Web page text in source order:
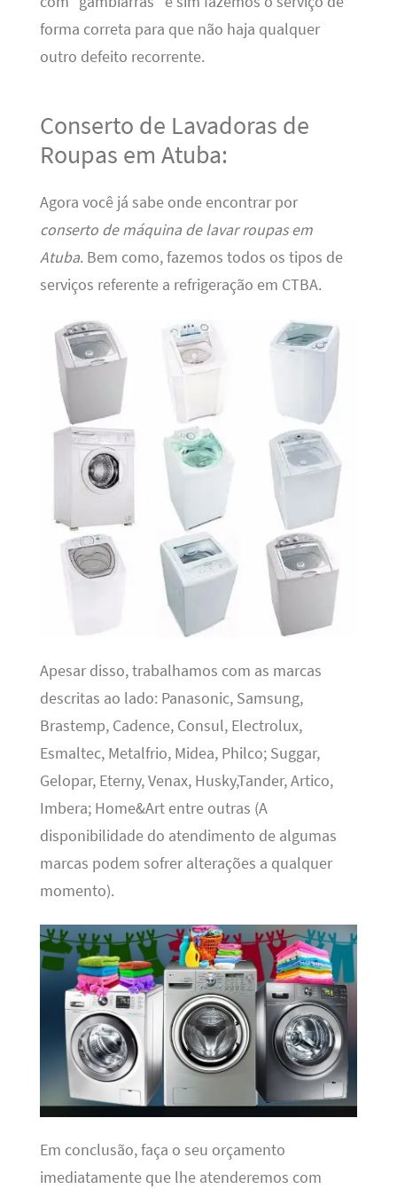
forma correta para que não haja qualquer
outro defeito recorrente.
Conserto de Lavadoras de
Roupas em Atuba:
Agora você já sabe onde encontrar por
conserto de máquina de lavar roupas em
Atuba. Bem como, fazemos todos os tipos de
serviços referente a refrigeração em CTBA.
Apesar disso, trabalhamos com as marcas
descritas ao lado: Panasonic, Samsung,
Brastemp, Cadence, Consul, Electrolux,
Esmaltec, Metalfrio, Midea, Philco; Suggar,
Gelopar, Eterny, Venax, Husky,Tander, Artico,
Imbera; Home&Art entre outras (A
disponibilidade do atendimento de algumas
marcas podem sofrer alterações a qualquer
momento).
Em conclusão, faça o seu orçamento
imediatamente que lhe atenderemos com